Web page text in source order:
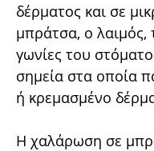
δέρματος και σε
μπράτσα, ο λαιμός,
γωνίες του
σημεία στα οποία
ή κρεμασμένο
Η χαλάρωση σε